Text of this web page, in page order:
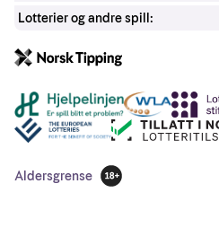
Lotterier og andre spill:
Andre lenker
Aldersgrense
18 år